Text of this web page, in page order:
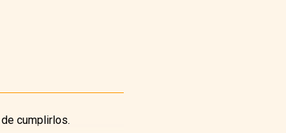
cumplirlos.